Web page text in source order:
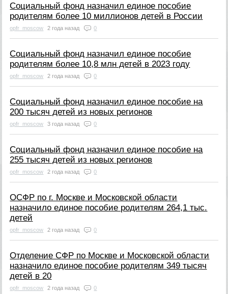
Социальный фонд назначил единое пособие
родителям более 10 миллионов детей в России
opfr_moscow 2 года назад 0
Социальный фонд назначил единое пособие
родителям более 10,8 млн детей в 2023 году
opfr_moscow 2 года назад 0
Социальный фонд назначил единое пособие на
200 тысяч детей из новых регионов
opfr_moscow 3 года назад 0
Социальный фонд назначил единое пособие на
255 тысяч детей из новых регионов
opfr_moscow 2 года назад 0
ОСФР по г. Москве и Московской области
назначило единое пособие родителям 264,1 тыс.
детей
opfr_moscow 2 года назад 0
Отделение СФР по Москве и Московской области
назначило единое пособие родителям 349 тысяч
детей в 20
opfr_moscow 2 года назад 0